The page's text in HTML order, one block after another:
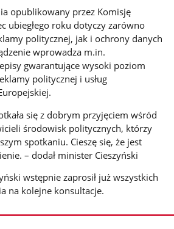
opublikowany przez Komisję
ubiegłego roku dotyczy zarówno
politycznej, jak i ochrony danych
wprowadza m.in.
gwarantujące wysoki poziom
politycznej i usług
się z dobrym przyjęciem wśród
środowisk politycznych, którzy
spotkaniu. Cieszę się, że jest
– dodał minister Cieszyński
wstępnie zaprosił już wszystkich
na kolejne konsultacje.